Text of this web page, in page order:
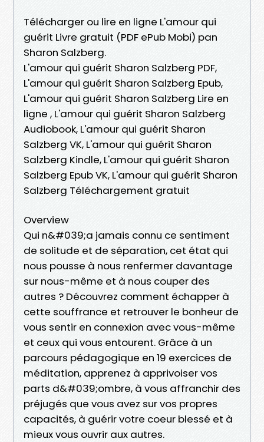
Télécharger ou lire en ligne L'amour qui
guérit Livre gratuit (PDF ePub Mobi) pan
Sharon Salzberg.
L'amour qui guérit Sharon Salzberg PDF,
L'amour qui guérit Sharon Salzberg Epub,
L'amour qui guérit Sharon Salzberg Lire en
ligne , L'amour qui guérit Sharon Salzberg
Audiobook, L'amour qui guérit Sharon
Salzberg VK, L'amour qui guérit Sharon
Salzberg Kindle, L'amour qui guérit Sharon
Salzberg Epub VK, L'amour qui guérit Sharon
Salzberg Téléchargement gratuit
Overview
Qui n&#039;a jamais connu ce sentiment
de solitude et de séparation, cet état qui
nous pousse à nous renfermer davantage
sur nous-même et à nous couper des
autres ? Découvrez comment échapper à
cette souffrance et retrouver le bonheur de
vous sentir en connexion avec vous-même
et ceux qui vous entourent. Grâce à un
parcours pédagogique en 19 exercices de
méditation, apprenez à apprivoiser vos
parts d&#039;ombre, à vous affranchir des
préjugés que vous avez sur vos propres
capacités, à guérir votre coeur blessé et à
mieux vous ouvrir aux autres.